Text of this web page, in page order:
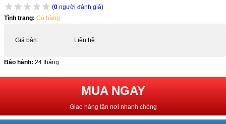
(0 người đánh giá)
Tình trạng: Có hàng
Giá bán: Liên hệ
Bảo hành: 24 tháng
MUA NGAY
Giao hàng tận nơi nhanh chóng